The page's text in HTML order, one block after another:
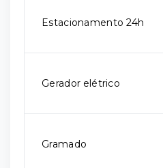
Estacionamento 24h
Gerador elétrico
Gramado